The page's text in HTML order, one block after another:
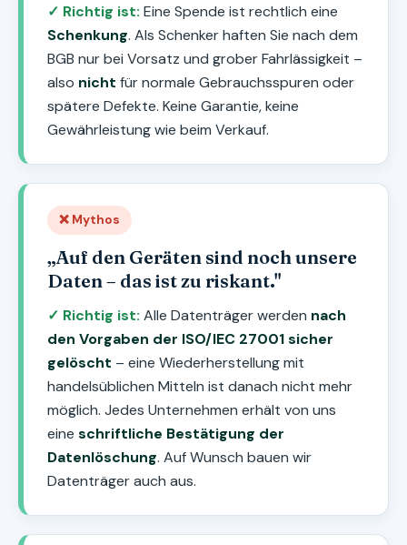
✓ Richtig ist: Eine Spende ist rechtlich eine
Schenkung. Als Schenker haften Sie nach dem
BGB nur bei Vorsatz und grober Fahrlässigkeit –
also nicht für normale Gebrauchsspuren oder
spätere Defekte. Keine Garantie, keine
Gewährleistung wie beim Verkauf.
❌ Mythos
„Auf den Geräten sind noch unsere
Daten – das ist zu riskant."
✓ Richtig ist: Alle Datenträger werden nach
den Vorgaben der ISO/IEC 27001 sicher
gelöscht – eine Wiederherstellung mit
handelsüblichen Mitteln ist danach nicht mehr
möglich. Jedes Unternehmen erhält von uns
eine schriftliche Bestätigung der
Datenlöschung. Auf Wunsch bauen wir
Datenträger auch aus.